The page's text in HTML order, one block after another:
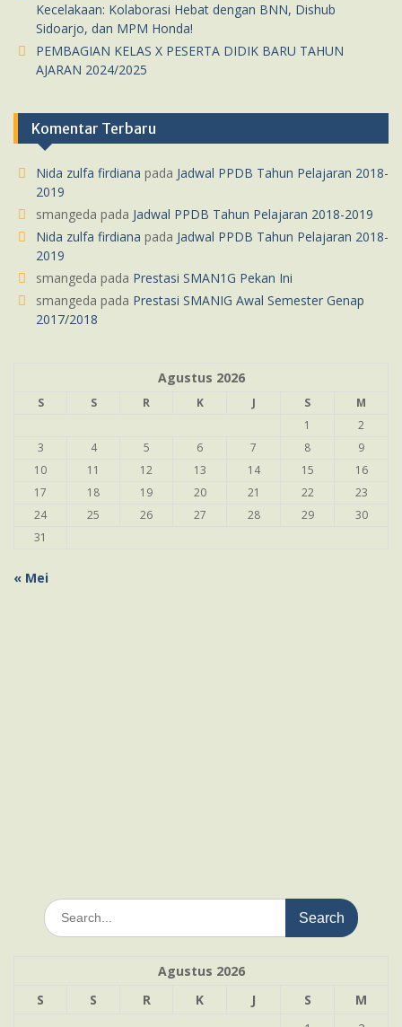
Kecelakaan: Kolaborasi Hebat dengan BNN, Dishub
Sidoarjo, dan MPM Honda!
PEMBAGIAN KELAS X PESERTA DIDIK BARU TAHUN
AJARAN 2024/2025
Komentar Terbaru
Nida zulfa firdiana pada Jadwal PPDB Tahun Pelajaran 2018-
2019
smangeda pada Jadwal PPDB Tahun Pelajaran 2018-2019
Nida zulfa firdiana pada Jadwal PPDB Tahun Pelajaran 2018-
2019
smangeda pada Prestasi SMAN1G Pekan Ini
smangeda pada Prestasi SMANIG Awal Semester Genap
2017/2018
Agustus 2026
S S R K J S
M
1
2
3
4 5 6 7 8
9
10
11 12 13 14 15
16
17
18 19 20 21 22
23
24
25 26 27 28 29
30
31
« Mei
Search
for:
Agustus 2026
S
S R K J S
M